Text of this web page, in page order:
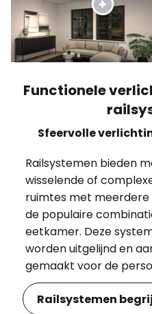
Functionele
Sfeervolle
Railsystemen bieden
wisselende of
ruimtes met
de populaire
eetkamer. Deze
worden uitgelijnd en
gemaakt voor de
Railsystemen